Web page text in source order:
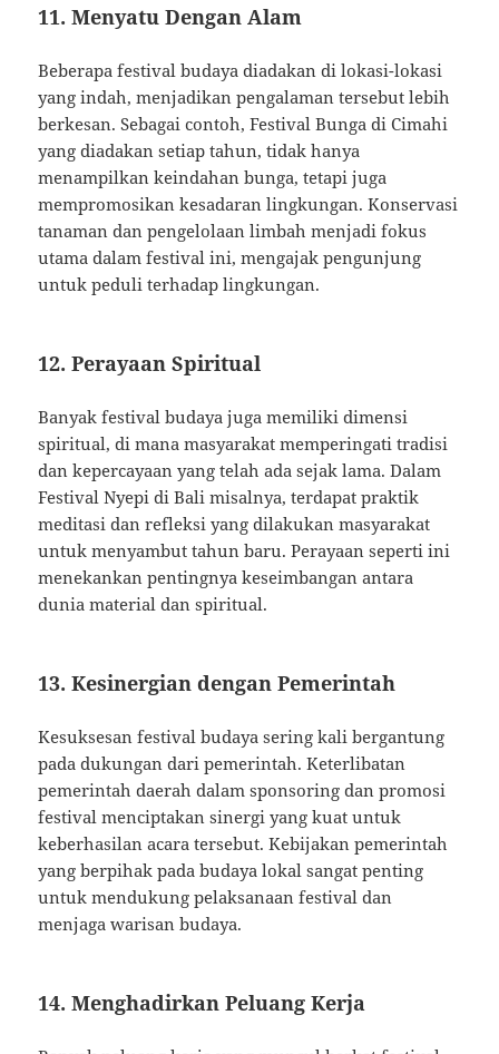
11. Menyatu Dengan Alam
Beberapa festival budaya diadakan di lokasi-lokasi
yang indah, menjadikan pengalaman tersebut lebih
berkesan. Sebagai contoh, Festival Bunga di Cimahi
yang diadakan setiap tahun, tidak hanya
menampilkan keindahan bunga, tetapi juga
mempromosikan kesadaran lingkungan. Konservasi
tanaman dan pengelolaan limbah menjadi fokus
utama dalam festival ini, mengajak pengunjung
untuk peduli terhadap lingkungan.
12. Perayaan Spiritual
Banyak festival budaya juga memiliki dimensi
spiritual, di mana masyarakat memperingati tradisi
dan kepercayaan yang telah ada sejak lama. Dalam
Festival Nyepi di Bali misalnya, terdapat praktik
meditasi dan refleksi yang dilakukan masyarakat
untuk menyambut tahun baru. Perayaan seperti ini
menekankan pentingnya keseimbangan antara
dunia material dan spiritual.
13. Kesinergian dengan Pemerintah
Kesuksesan festival budaya sering kali bergantung
pada dukungan dari pemerintah. Keterlibatan
pemerintah daerah dalam sponsoring dan promosi
festival menciptakan sinergi yang kuat untuk
keberhasilan acara tersebut. Kebijakan pemerintah
yang berpihak pada budaya lokal sangat penting
untuk mendukung pelaksanaan festival dan
menjaga warisan budaya.
14. Menghadirkan Peluang Kerja